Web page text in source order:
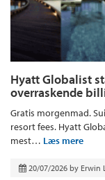
Hyatt Globalist
overraskende
Gratis morgenmad.
resort fees. Hyatt
mest… Læs mere
20/07/2026 by Erwin